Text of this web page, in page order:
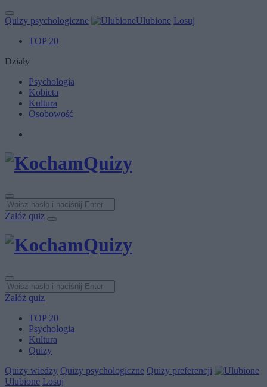
Quizy psychologiczne Ulubione Losuj
TOP 20
Działy
Psychologia
Kobieta
Kultura
Osobowość
Załóż quiz
Załóż quiz
TOP 20
Psychologia
Kultura
Quizy
Quizy wiedzy Quizy psychologiczne Quizy preferencji
Ulubione Losuj